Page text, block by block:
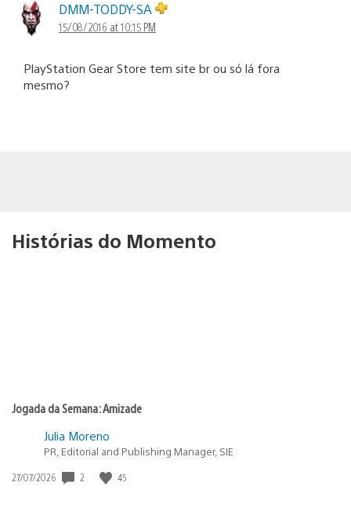
DMM-TODDY-SA
15/08/2016 at 10:15 PM
PlayStation Gear Store tem site br ou só lá fora
mesmo?
Histórias do Momento
Jogada da Semana: Amizade
Julia Moreno
PR, Editorial and Publishing Manager, SIE
Data
27/07/2026 2 45